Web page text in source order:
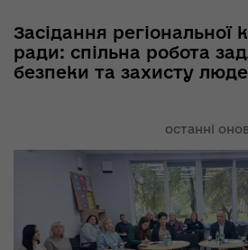
останні
Засідання регіональної
ради: спільна робота
безпеки та захисту